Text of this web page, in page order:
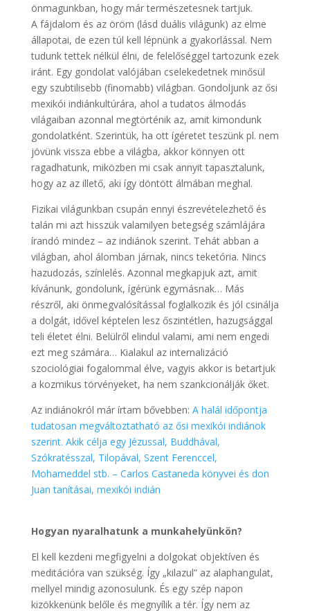
önmagunkban, hogy már természetesnek tartjuk.
A fájdalom és az öröm (lásd duális világunk) az elme
állapotai, de ezen túl kell lépnünk a gyakorlással. Nem
tudunk tettek nélkül élni, de felelőséggel tartozunk ezek
iránt. Egy gondolat valójában cselekedetnek minősül
egy szubtilisebb (finomabb) világban. Gondoljunk az ősi
mexikói indiánkultúrára, ahol a tudatos álmodás
világaiban azonnal megtörténik az, amit kimondunk
gondolatként. Szerintük, ha ott ígéretet teszünk pl. nem
jövünk vissza ebbe a világba, akkor könnyen ott
ragadhatunk, miközben mi csak annyit tapasztalunk,
hogy az az illető, aki így döntött álmában meghal.
Fizikai világunkban csupán ennyi észrevételezhető és
talán mi azt hisszük valamilyen betegség számlájára
írandó mindez – az indiánok szerint. Tehát abban a
világban, ahol álomban járnak, nincs teketória. Nincs
hazudozás, színlelés. Azonnal megkapjuk azt, amit
kívánunk, gondolunk, ígérünk egymásnak… Más
részről, aki önmegvalósítással foglalkozik és jól csinálja
a dolgát, idővel képtelen lesz őszintétlen, hazugsággal
teli életet élni. Belülről elindul valami, ami nem engedi
ezt meg számára… Kialakul az internalizáció
szociológiai fogalommal élve, vagyis akkor is betartjuk
a kozmikus törvényeket, ha nem szankcionálják őket.
Az indiánokról már írtam bővebben: A halál időpontja
tudatosan megváltoztatható az ősi mexikói indiánok
szerint. Akik célja egy Jézussal, Buddhával,
Szókratésszal, Tilopával, Szent Ferenccel,
Mohameddel stb. – Carlos Castaneda könyvei és don
Juan tanításai, mexikói indián
Hogyan nyaralhatunk a munkahelyünkön?
El kell kezdeni megfigyelni a dolgokat objektíven és
meditációra van szükség. Így „kilazul” az alaphangulat,
mellyel mindig azonosulunk. És egy szép napon
kizökkenünk belőle és megnyílik a tér. Így nem az